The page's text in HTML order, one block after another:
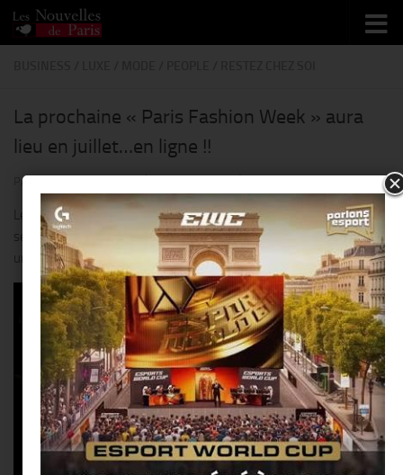
Skip to content
La prochaine « Paris Fashion Week » aura
lieu en juillet…en ligne !!
PAR
Les collections du prêt-à-porter homme printemps-été 2021
seront présentées « sous la forme d’un film ou d’une vidéo », sur
une plateforme dédiée.